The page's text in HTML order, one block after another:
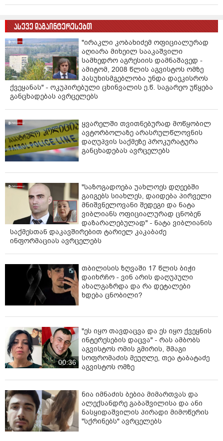
ასევე დაგაინტერესებთ
"ირაკლი კობახიძემ ოფიციალურად
აღიარა მიხეილ სააკაშვილი
სამხედრო აგრესიის დამნაშავედ -
ამიტომ, 2008 წლის აგვისტოს ომზე
პასუხისმგებლობა უნდა დაეკისროს
ქვეყანას" - ოკუპირებული ცხინვალის ე.წ. საგარეო უწყება
განცხადებას ავრცელებს
ყვარელში თვითნებურად მოწყობილ
ავტორბოლაზე არასრულწლოვნის
დაღუპვის საქმეზე პროკურატურა
განცხადებას ავრცელებს
"საზოგადოება უახლოეს დღეებში
გაიგებს სიახლეს, დაიდება პირველი
მნიშვნელოვანი შედეგი და ნატა
ვიბლიანს ოფიციალურად ცნობენ
დაზარალებულად" - ნატა ვიბლიანის
საქმესთან დაკავშირებით ტარიელ კაკაბაძე
ინფორმაციას ავრცელებს
თბილისის ზღვაში 17 წლის ბიჭი
დაიხრჩო - ვინ არის დაღუპული
ახალგაზრდა და რა დეტალები
ხდება ცნობილი?
00:36
"ეს იყო თავდაცვა და ეს იყო ქვეყნის
ინტერესების დაცვა" - რას ამბობს
აგვისტოს ომის გმირის, შმაგი
სოფრომაძის მეუღლე, თეა ტაბატაძე
აგვისტოს ომზე
ნია იმნაძის ბებია მიმართვას და
ალექსანდრე გაბაშვილისა და ანი
ნასყიდაშვილის პირადი მიმოწერის
"სქრინებს" ავრცელებს